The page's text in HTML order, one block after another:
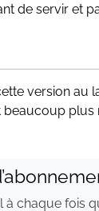
de servir et
version au
beaucoup plus
à chaque fois